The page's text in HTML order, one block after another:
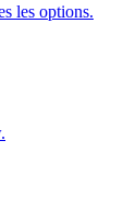
les options.